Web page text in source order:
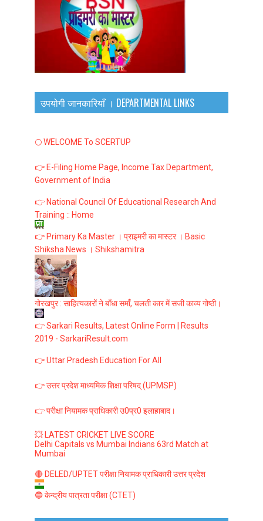
उपयोगी जानकारियाँ । DEPARTMENTAL LINKS
🌕 WELCOME To SCERTUP
👉 E-Filing Home Page, Income Tax Department,
Government of India
👉 National Council Of Educational Research And
Training :: Home
👉 Primary Ka Master । प्राइमरी का मास्टर । Basic
Shiksha News । Shikshamitra
गोरखपुर : साहित्यकारों ने बाँधा समाँ, चलती कार में सजी काव्य गोष्ठी।
👉 Sarkari Results, Latest Online Form | Results
2019 - SarkariResult.com
👉 Uttar Pradesh Education For All
👉 उत्तर प्रदेश माध्यमिक शिक्षा परिषद् (UPMSP)
👉 परीक्षा नियामक प्राधिकारी उ0प्र0 इलाहाबाद।
💥 LATEST CRICKET LIVE SCORE
Delhi Capitals vs Mumbai Indians 63rd Match at
Mumbai
🔴 DELED/UPTET परीक्षा नियामक प्राधिकारी उत्तर प्रदेश
🔵 केन्द्रीय पात्रता परीक्षा (CTET)